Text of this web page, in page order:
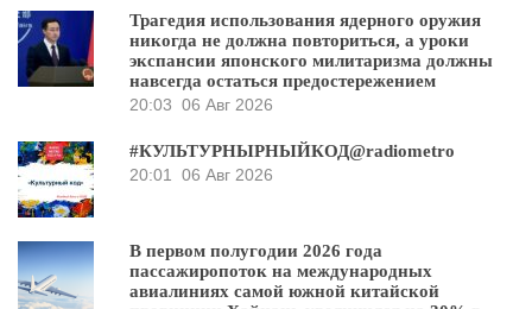
Трагедия использования ядерного оружия
никогда не должна повториться, а уроки
экспансии японского милитаризма должны
навсегда остаться предостережением
20:03 06 Авг 2026
#КУЛЬТУРНЫРНЫЙКОД@radiometro
20:01
06 Авг 2026
В первом полугодии 2026 года
пассажиропоток на международных
авиалиниях самой южной китайской